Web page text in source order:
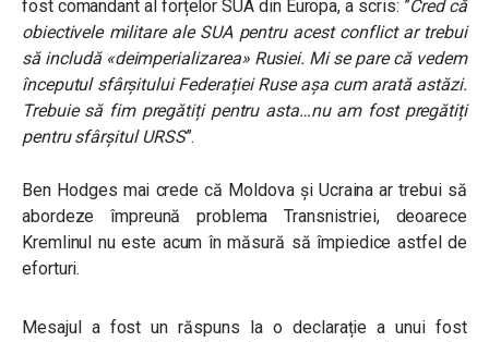
fost comandant al forțelor SUA din Europa, a scris: ”Cred că
obiectivele militare ale SUA pentru acest conflict ar trebui
să includă «deimperializarea» Rusiei. Mi se pare că vedem
începutul sfârșitului Federației Ruse așa cum arată astăzi.
Trebuie să fim pregătiți pentru asta…nu am fost pregătiți
pentru sfârșitul URSS”.
Ben Hodges mai crede că Moldova și Ucraina ar trebui să
abordeze împreună problema Transnistriei, deoarece
Kremlinul nu este acum în măsură să împiedice astfel de
eforturi.
Mesajul a fost un răspuns la o declarație a unui fost